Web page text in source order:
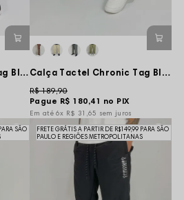
Calça Tactel Chronic Tag Blood Vert Bordado - Creme Calça Tactel Chronic Tag Blood Vert Bordado - Preta
Pague R$ 180,41 no PIX
R$ 189,90
6x R$ 31,65 sem juros
SÃO
FRETE GRÁTIS A PARTIR DE R$149,99 PARA SÃO
PAULO E REGIÕES METROPOLITANAS